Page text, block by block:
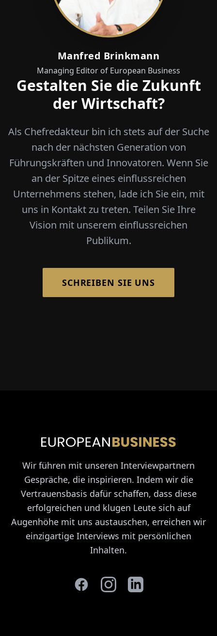
Manfred Brinkmann
Managing Editor of European Business
Gestalten Sie die Zukunft
der Wirtschaft?
Als Chefredakteur bin ich stets auf der Suche
nach der nächsten Generation von
Führungskräften und Innovatoren. Wenn Sie
an der Spitze eines einflussreichen
Unternehmens stehen, lade ich Sie ein, mit
uns in Kontakt zu treten. Teilen Sie Ihre
Vision mit unserem einflussreichen
Publikum.
SCHREIBEN SIE UNS
Wir führen mit unseren Interviewpartnern
Gespräche, die inspirieren. Indem wir die
Vertrauensbasis dafür schaffen, dass diese
erfolgreichen und klugen Leute sich auf
Augenhöhe mit uns austauschen, erreichen wir
einzigartige Interviews mit persönlichen
Inhalten.